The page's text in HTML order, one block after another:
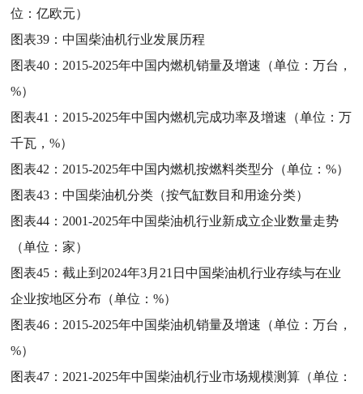
位：亿欧元）
图表39：中国柴油机行业发展历程
图表40： 2015-2025年中国内燃机销量及增速（单位：万台，
%）
图表41： 2015-2025年中国内燃机完成功率及增速（单位：万
千瓦，%）
图表42： 2015-2025年中国内燃机按燃料类型分（单位：%）
图表43：中国柴油机分类（按气缸数目和用途分类）
图表44： 2001-2025年中国柴油机行业新成立企业数量走势
（单位：家）
图表45：截止到2024年3月21日中国柴油机行业存续与在业
企业按地区分布（单位：%）
图表46： 2015-2025年中国柴油机销量及增速（单位：万台，
%）
图表47： 2021-2025年中国柴油机行业市场规模测算（单位：